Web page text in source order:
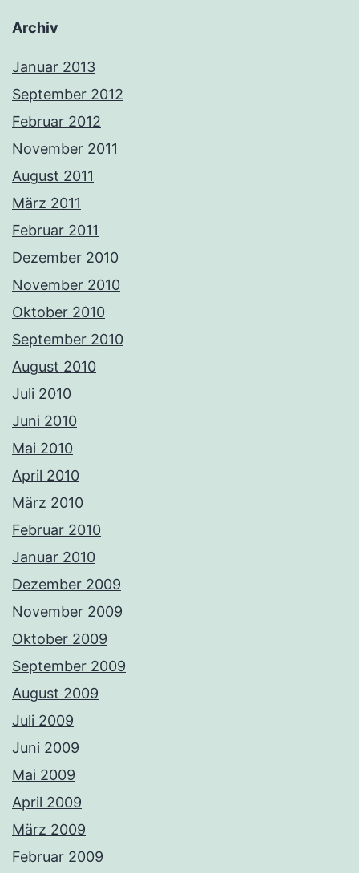
Archiv
Januar 2013
September 2012
Februar 2012
November 2011
August 2011
März 2011
Februar 2011
Dezember 2010
November 2010
Oktober 2010
September 2010
August 2010
Juli 2010
Juni 2010
Mai 2010
April 2010
März 2010
Februar 2010
Januar 2010
Dezember 2009
November 2009
Oktober 2009
September 2009
August 2009
Juli 2009
Juni 2009
Mai 2009
April 2009
März 2009
Februar 2009